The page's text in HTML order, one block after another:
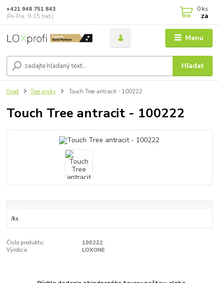
Menu
Hľadať
+421 948 751 843
(Po-Pia, 9-15 hod.)
0 ks
za
Úvod Tree prvky Touch Tree antracit - 100222
Touch Tree antracit - 100222
/ks
Číslo produktu:
100222
Výrobca:
LOXONE